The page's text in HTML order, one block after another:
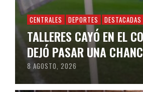
CENTRALES DEPORTES DESTACADAS
TALLERES CAYÓ EN EL
DEJÓ PASAR UNA
8 AGOSTO, 2026